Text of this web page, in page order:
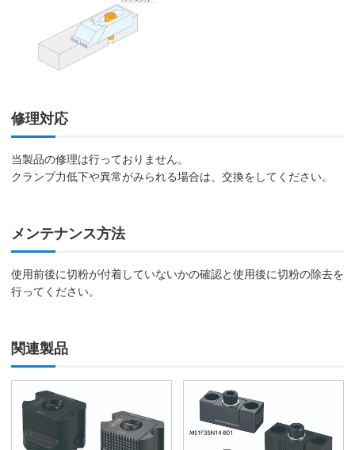
修理対応
当製品の修理は行っておりません。
クランプ力低下や異常がみられる場合は、交換をしてください。
メンテナンス方法
使用前後に切粉が付着していないかの確認と使用後に切粉の除去を
行ってください。
関連製品